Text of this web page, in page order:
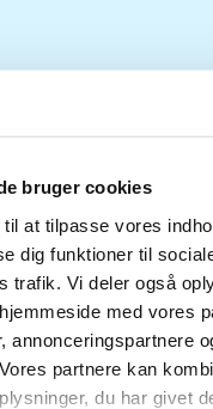
bruger cookies
at tilpasse vores
dig funktioner til
trafik. Vi deler også
med vores
annonceringspartnere
partnere kan
du har givet